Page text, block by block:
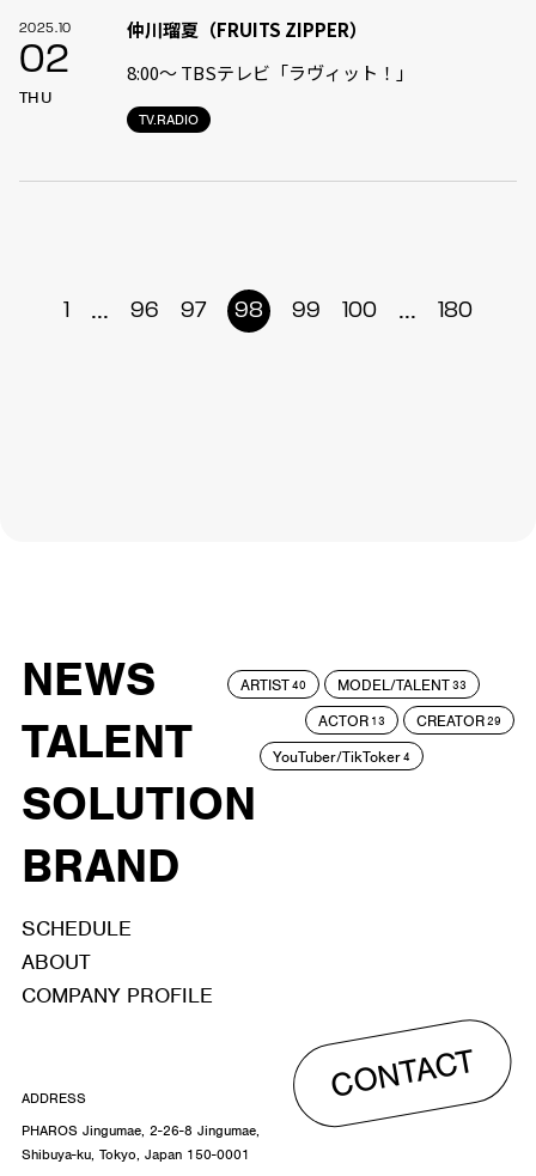
2025.10
02
THU
TV.RADIO
仲川瑠夏（FRUITS ZIPPER）
8:00〜 TBSテレビ「ラヴィット！」
1 ... 96 97 98 99 100 ... 180
NEWS
TALENT
SOLUTION
BRAND
ARTIST40 MODEL/TALENT33
ACTOR 13 CREATOR29
YouTuber/TikToker4
SCHEDULE
ABOUT
COMPANY PROFILE
CONTACT
ADDRESS
PHAROS Jingumae, 2-26-8 Jingumae,
Shibuya-ku, Tokyo, Japan 150-0001